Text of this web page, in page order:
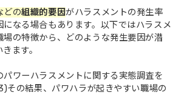
どの組織的要因がハラスメントの発生率
になる場合もあります。以下ではハラスメ
場の特徴から、どのような発生要因が潜
ます。
パワーハラスメントに関する実態調査を
その結果、パワハラが起きやすい職場の